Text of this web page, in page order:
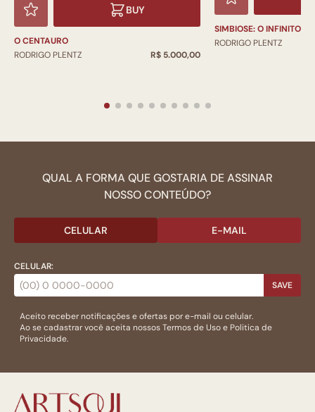
BUY
O CENTAURO
RODRIGO PLENTZ
R$ 5.000,00
SIMBIOSE: O INFINITO
RODRIGO PLENTZ
QUAL A FORMA QUE GOSTARIA DE ASSINAR
NOSSO CONTEÚDO?
CELULAR E-MAIL
CELULAR:
SAVE
Aceito receber notificações e ofertas por e-mail ou celular.
Ao se cadastrar você aceita nossosTermos de Usoe Politica de
Privacidade.